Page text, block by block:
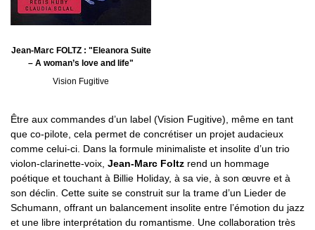
Jean-Marc FOLTZ : "Eleanora Suite
– A woman’s love and life"
Vision Fugitive
Être aux commandes d’un label (Vision Fugitive), même en tant
que co-pilote, cela permet de concrétiser un projet audacieux
comme celui-ci. Dans la formule minimaliste et insolite d’un trio
violon-clarinette-voix, Jean-Marc Foltz rend un hommage
poétique et touchant à Billie Holiday, à sa vie, à son œuvre et à
son déclin. Cette suite se construit sur la trame d’un Lieder de
Schumann, offrant un balancement insolite entre l’émotion du jazz
et une libre interprétation du romantisme. Une collaboration très